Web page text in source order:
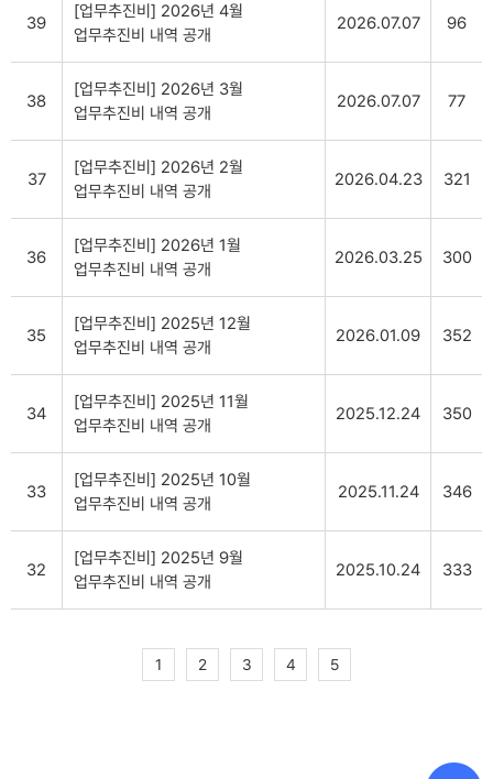
39
[업무추진비] 2026년 4월
업무추진비 내역 공개
2026.07.07 96
38
[업무추진비] 2026년 3월
업무추진비 내역 공개
2026.07.07 77
37
[업무추진비] 2026년 2월
업무추진비 내역 공개
2026.04.23 321
36
[업무추진비] 2026년 1월
업무추진비 내역 공개
2026.03.25 300
35
[업무추진비] 2025년 12월
업무추진비 내역 공개
2026.01.09 352
34
[업무추진비] 2025년 11월
업무추진비 내역 공개
2025.12.24 350
33
[업무추진비] 2025년 10월
업무추진비 내역 공개
2025.11.24 346
32
[업무추진비] 2025년 9월
업무추진비 내역 공개
2025.10.24 333
1 2 3 4 5